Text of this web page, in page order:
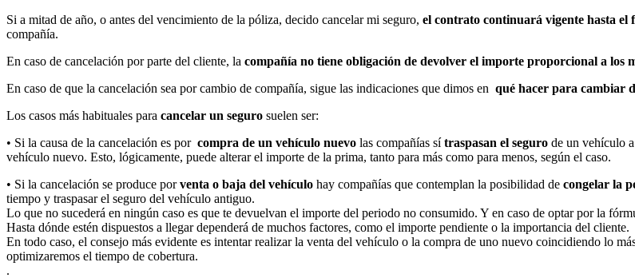
Si a mitad de año, o antes del vencimiento de la póliza, decido cancelar mi seguro, el contrato continuará vigente hasta el
compañía.
En caso de cancelación por parte del cliente, la compañía no tiene obligación de devolver el importe proporcional a los
En caso de que la cancelación sea por cambio de compañía, sigue las indicaciones que dimos en qué hacer para cambiar
Los casos más habituales para cancelar un seguro suelen ser:
• Si la causa de la cancelación es por compra de un vehículo nuevo las compañías sítraspasan el seguro de un vehículo
vehículo nuevo. Esto, lógicamente, puede alterar el importe de la prima, tanto para más como para menos, según el caso.
• Si la cancelación se produce porventa o baja del vehículo hay compañías que contemplan la posibilidad de congelar la
tiempo y traspasar el seguro del vehículo antiguo.
Lo que no sucederá en ningún caso es que te devuelvan el importe del periodo no consumido. Y en caso de optar por la
Hasta dónde estén dispuestos a llegar dependerá de muchos factores, como el importe pendiente o la importancia del cliente.
En todo caso, el consejo más evidente es intentar realizar la venta del vehículo o la compra de uno nuevo coincidiendo lo
optimizaremos el tiempo de cobertura.
.